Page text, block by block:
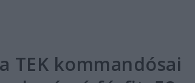
TEK kommandósai